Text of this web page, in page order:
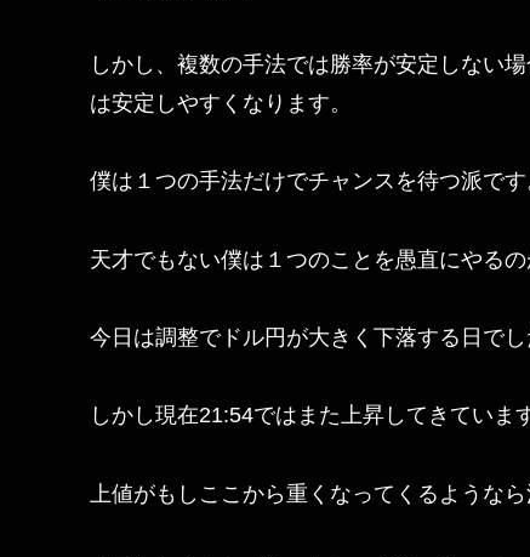
しかし、複数の手法では勝率が安定しない
は安定しやすくなります。
僕は１つの手法だけでチャンスを待つ派です
天才でもない僕は１つのことを愚直にやる
今日は調整でドル円が大きく下落する日でし
しかし現在21:54ではまた上昇してきていま
上値がもしここから重くなってくるような